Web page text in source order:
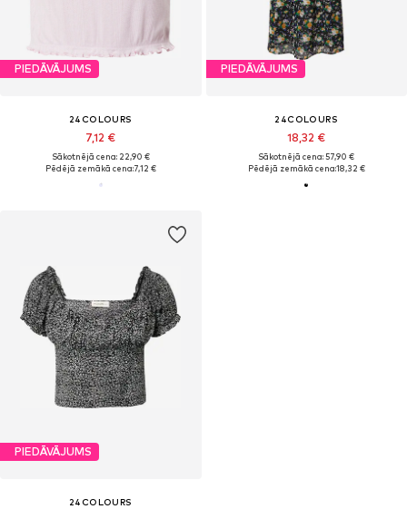
PIEDĀVĀJUMS
24COLOURS
7,12 €
Sākotnējā cena: 22,90 €
Pēdējā zemākā cena:7,12 €
PIEDĀVĀJUMS
24COLOURS
18,32 €
Sākotnējā cena: 57,90 €
Pēdējā zemākā cena:18,32 €
PIEDĀVĀJUMS
24COLOURS